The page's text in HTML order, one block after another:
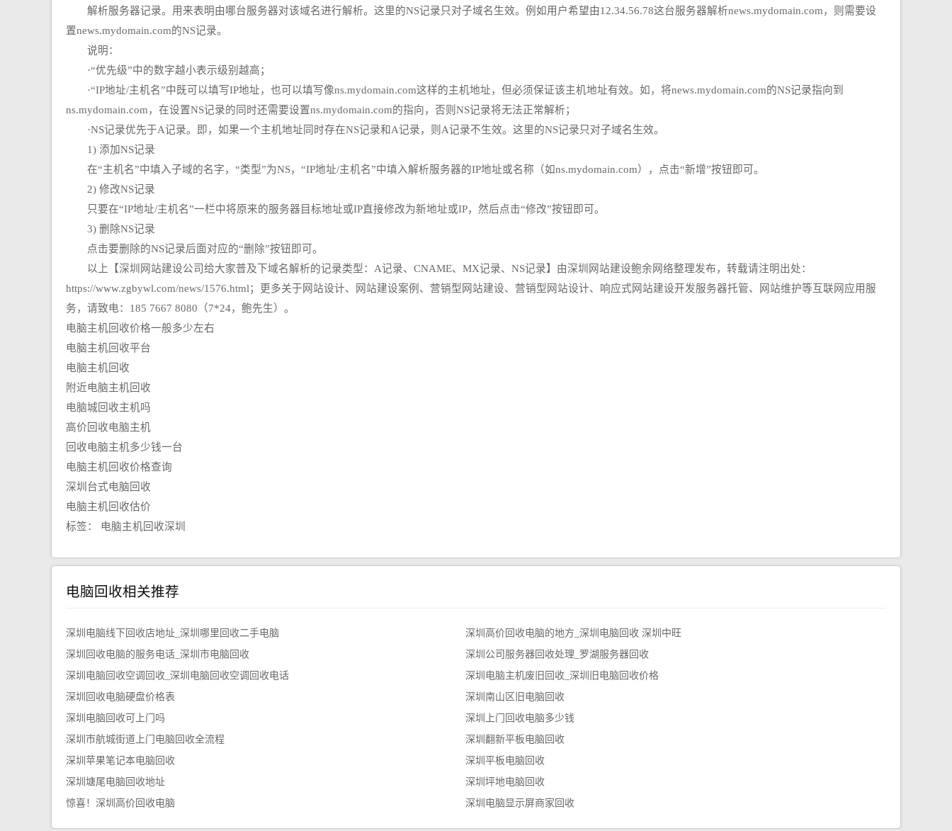
解析服务器记录。用来表明由哪台服务器对该域名进行解析。这里的NS记录只对子域名生效。例如用户希望由12.34.56.78这台服务器解析news.mydomain.com，则需要设
置news.mydomain.com的NS记录。
说明：
·“优先级”中的数字越小表示级别越高；
·“IP地址/主机名”中既可以填写IP地址，也可以填写像ns.mydomain.com这样的主机地址，但必须保证该主机地址有效。如，将news.mydomain.com的NS记录指向到
ns.mydomain.com，在设置NS记录的同时还需要设置ns.mydomain.com的指向，否则NS记录将无法正常解析；
·NS记录优先于A记录。即，如果一个主机地址同时存在NS记录和A记录，则A记录不生效。这里的NS记录只对子域名生效。
1) 添加NS记录
在“主机名”中填入子域的名字，“类型”为NS，“IP地址/主机名”中填入解析服务器的IP地址或名称（如ns.mydomain.com），点击“新增”按钮即可。
2) 修改NS记录
只要在“IP地址/主机名”一栏中将原来的服务器目标地址或IP直接修改为新地址或IP，然后点击“修改”按钮即可。
3) 删除NS记录
点击要删除的NS记录后面对应的“删除”按钮即可。
以上【深圳网站建设公司给大家普及下域名解析的记录类型：A记录、CNAME、MX记录、NS记录】由深圳网站建设鲍余网络整理发布，转载请注明出处：
https://www.zgbywl.com/news/1576.html；更多关于网站设计、网站建设案例、营销型网站建设、营销型网站设计、响应式网站建设开发服务器托管、网站维护等互联网应用服
务，请致电：185 7667 8080（7*24，鲍先生）。
电脑主机回收价格一般多少左右
电脑主机回收平台
电脑主机回收
附近电脑主机回收
电脑城回收主机吗
高价回收电脑主机
回收电脑主机多少钱一台
电脑主机回收价格查询
深圳台式电脑回收
电脑主机回收估价
标签：
电脑主机回收深圳
电脑回收相关推荐
深圳电脑线下回收店地址_深圳哪里回收二手电脑
深圳高价回收电脑的地方_深圳电脑回收 深圳中旺
深圳回收电脑的服务电话_深圳市电脑回收
深圳公司服务器回收处理_罗湖服务器回收
深圳电脑回收空调回收_深圳电脑回收空调回收电话
深圳电脑主机废旧回收_深圳旧电脑回收价格
深圳回收电脑硬盘价格表
深圳南山区旧电脑回收
深圳电脑回收可上门吗
深圳上门回收电脑多少钱
深圳市航城街道上门电脑回收全流程
深圳翻新平板电脑回收
深圳苹果笔记本电脑回收
深圳平板电脑回收
深圳塘尾电脑回收地址
深圳坪地电脑回收
惊喜！深圳高价回收电脑
深圳电脑显示屏商家回收